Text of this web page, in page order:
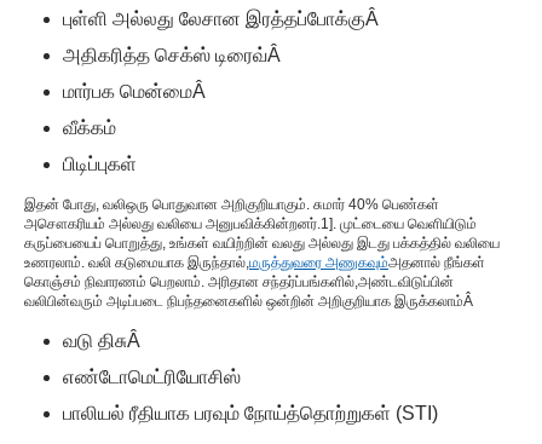
புள்ளி அல்லது லேசான இரத்தப்போக்குÂ
அதிகரித்த செக்ஸ் டிரைவ்Â
மார்பக மென்மைÂ
வீக்கம்
பிடிப்புகள்
இதன் போது, வலிஒரு பொதுவான அறிகுறியாகும். சுமார் 40% பெண்கள்
அசௌகரியம் அல்லது வலியை அனுபவிக்கின்றனர்.1]. முட்டையை வெளியிடும்
கருப்பையைப் பொறுத்து, உங்கள் வயிற்றின் வலது அல்லது இடது பக்கத்தில் வலியை
உணரலாம். வலி கடுமையாக இருந்தால்,மருத்துவரை அணுகவும்அதனால் நீங்கள்
கொஞ்சம் நிவாரணம் பெறலாம். அரிதான சந்தர்ப்பங்களில்,அண்டவிடுப்பின்
வலிபின்வரும் அடிப்படை நிபந்தனைகளில் ஒன்றின் அறிகுறியாக இருக்கலாம்Â
வடு திசுÂ
எண்டோமெட்ரியோசிஸ்
பாலியல் ரீதியாக பரவும் நோய்த்தொற்றுகள் (STI)